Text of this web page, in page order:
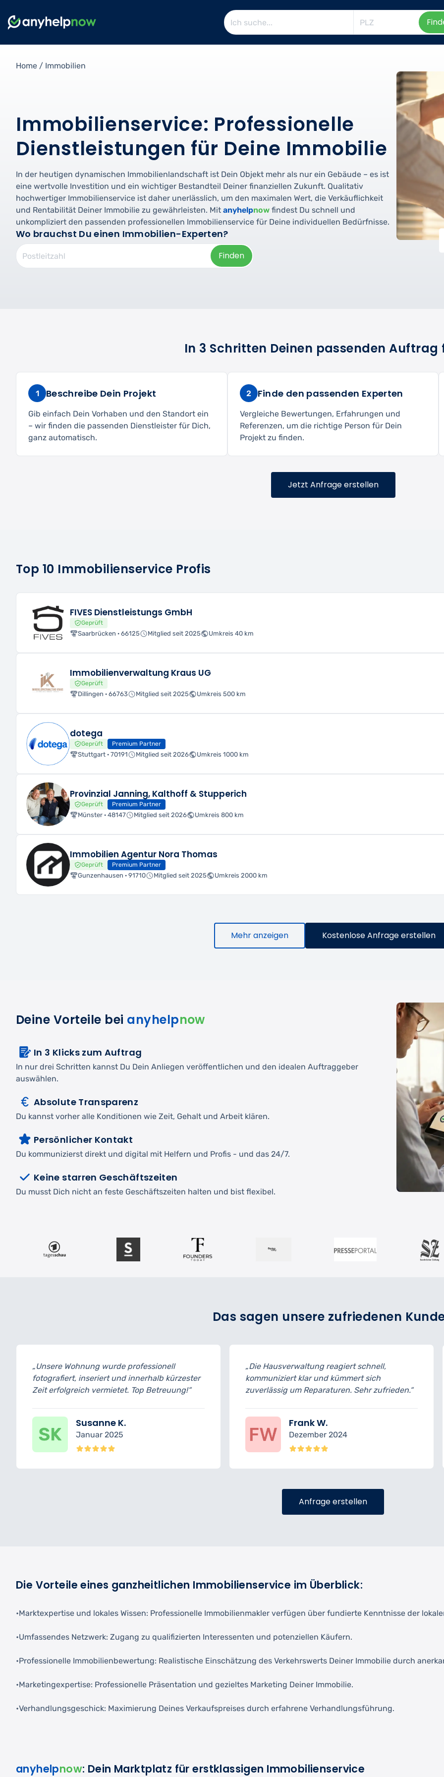
Home / Immobilien
Immobilienservice: Professionelle
Dienstleistungen für Deine Immobilie
In der heutigen dynamischen Immobilienlandschaft ist Dein Objekt mehr als nur ein Gebäude – es ist
eine wertvolle Investition und ein wichtiger Bestandteil Deiner finanziellen Zukunft. Qualitativ
hochwertiger Immobilienservice ist daher unerlässlich, um den maximalen Wert, die Verkäuflichkeit
und Rentabilität Deiner Immobilie zu gewährleisten. Mit anyhelpnow findest Du schnell und
unkompliziert den passenden professionellen Immobilienservice für Deine individuellen Bedürfnisse.
Wo brauchst Du einen Immobilien-Experten?
Finden
In 3 Schritten Deinen passenden Auftrag
1 Beschreibe Dein Projekt
Gib einfach Dein Vorhaben und den Standort ein
– wir finden die passenden Dienstleister für Dich,
ganz automatisch.
2 Finde den passenden Experten
Vergleiche Bewertungen, Erfahrungen und
Referenzen, um die richtige Person für Dein
Projekt zu finden.
Jetzt Anfrage erstellen
Top 10 Immobilienservice Profis
FIVES Dienstleistungs GmbH
Geprüft
Saarbrücken · 66125 Mitglied seit 2025 Umkreis 40 km
Immobilienverwaltung Kraus UG
Geprüft
Dillingen · 66763 Mitglied seit 2025 Umkreis 500 km
dotega
Geprüft Premium Partner
Stuttgart · 70191 Mitglied seit 2026 Umkreis 1000 km
Provinzial Janning, Kalthoff & Stupperich
Geprüft Premium Partner
Münster · 48147 Mitglied seit 2026 Umkreis 800 km
Immobilien Agentur Nora Thomas
Geprüft Premium Partner
Gunzenhausen · 91710 Mitglied seit 2025 Umkreis 2000 km
Mehr anzeigen Kostenlose Anfrage erstellen
Deine Vorteile bei anyhelpnow
In 3 Klicks zum Auftrag
In nur drei Schritten kannst Du Dein Anliegen veröffentlichen und den idealen Auftraggeber
auswählen.
Absolute Transparenz
Du kannst vorher alle Konditionen wie Zeit, Gehalt und Arbeit klären.
Persönlicher Kontakt
Du kommunizierst direkt und digital mit Helfern und Profis - und das 24/7.
Keine starren Geschäftszeiten
Du musst Dich nicht an feste Geschäftszeiten halten und bist flexibel.
Das sagen unsere zufriedenen
„Unsere Wohnung wurde professionell
fotografiert, inseriert und innerhalb kürzester
Zeit erfolgreich vermietet. Top Betreuung!“
Susanne K.
Januar 2025
„Die Hausverwaltung reagiert schnell,
kommuniziert klar und kümmert sich
zuverlässig um Reparaturen. Sehr zufrieden.“
Frank W.
Dezember 2024
Anfrage erstellen
Die Vorteile eines ganzheitlichen Immobilienservice im Überblick:
•Marktexpertise und lokales Wissen: Professionelle Immobilienmakler verfügen über fundierte Kenntnisse der
•Umfassendes Netzwerk: Zugang zu qualifizierten Interessenten und potenziellen Käufern.
•Professionelle Immobilienbewertung: Realistische Einschätzung des Verkehrswerts Deiner Immobilie durch
•Marketingexpertise: Professionelle Präsentation und gezieltes Marketing Deiner Immobilie.
•Verhandlungsgeschick: Maximierung Deines Verkaufspreises durch erfahrene Verhandlungsführung.
anyhelpnow: Dein Marktplatz für erstklassigen Immobilienservice